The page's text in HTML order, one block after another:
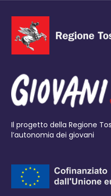
Il progetto della Regione
l’autonomia dei giovani